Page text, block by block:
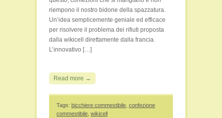
riempono il nostro bidone della spazzatura.
Un’idea semplicemente geniale ed efficace
per risolvere il problema dei rifiuti proposta
dalla wikicell direttamente dalla francia.
L’innovativo […]
Read more →
Tags: bicchiere commestibile confezione
commestibile wikicell